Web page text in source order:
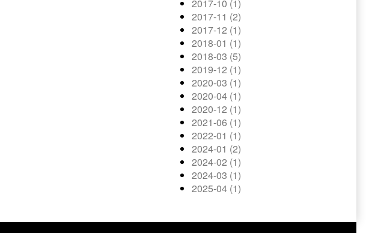
2017-10 (1)
2017-11 (2)
2017-12 (1)
2018-01 (1)
2018-03 (5)
2019-12 (1)
2020-03 (1)
2020-04 (1)
2020-12 (1)
2021-06 (1)
2022-01 (1)
2024-01 (2)
2024-02 (1)
2024-03 (1)
2025-04 (1)